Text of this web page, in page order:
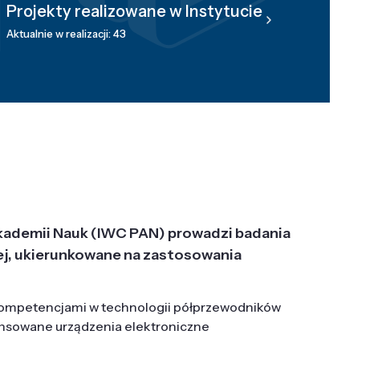
Projekty realizowane w Instytucie
Aktualnie w realizacji: 43
Nauk (IWC PAN) prowadzi badania
ukierunkowane na zastosowania
w technologii półprzewodników
urządzenia elektroniczne